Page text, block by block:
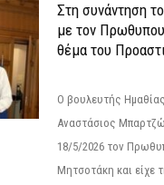
Στη συνάντηση
με τον
θέμα του
Ο βουλευτής
Αναστάσιος
18/5/2026 τον
Μητσοτάκη και είχε